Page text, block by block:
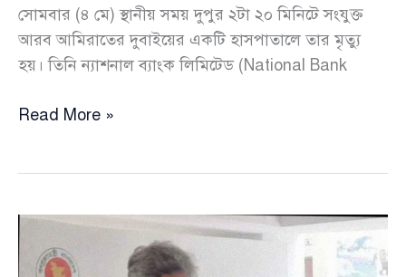
সোমবার (৪ মে) স্থানীয় সময় দুপুর ২টা ২০ মিনিটে সংযুক্ত
আরব আমিরাতের দুবাইয়ের একটি হাসপাতালে তার মৃত্যু
হয়। তিনি ন্যাশনাল ব্যাংক লিমিটেড (National Bank
অর্থ
দুবাইয়ে
পলাতক
আলোচিত
Read More »